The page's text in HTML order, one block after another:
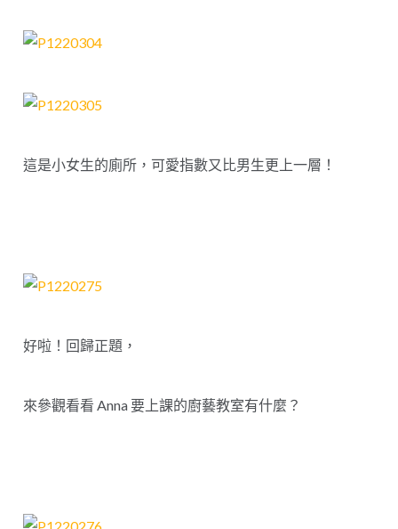
這是小女生的廁所，可愛指數又比男生更上一層！
好啦！回歸正題，
來參觀看看 Anna 要上課的廚藝教室有什麼？